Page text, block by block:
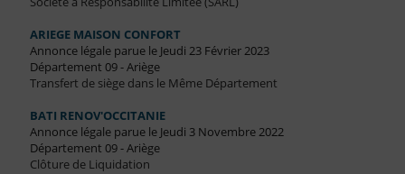
ARIEGE MAISON CONFORT
Annonce légale parue le Jeudi 23 Février 2023
Département 09 - Ariège
Transfert de siège dans le Même Département
BATI RENOV'OCCITANIE
Annonce légale parue le Jeudi 3 Novembre 2022
Département 09 - Ariège
Clôture de Liquidation